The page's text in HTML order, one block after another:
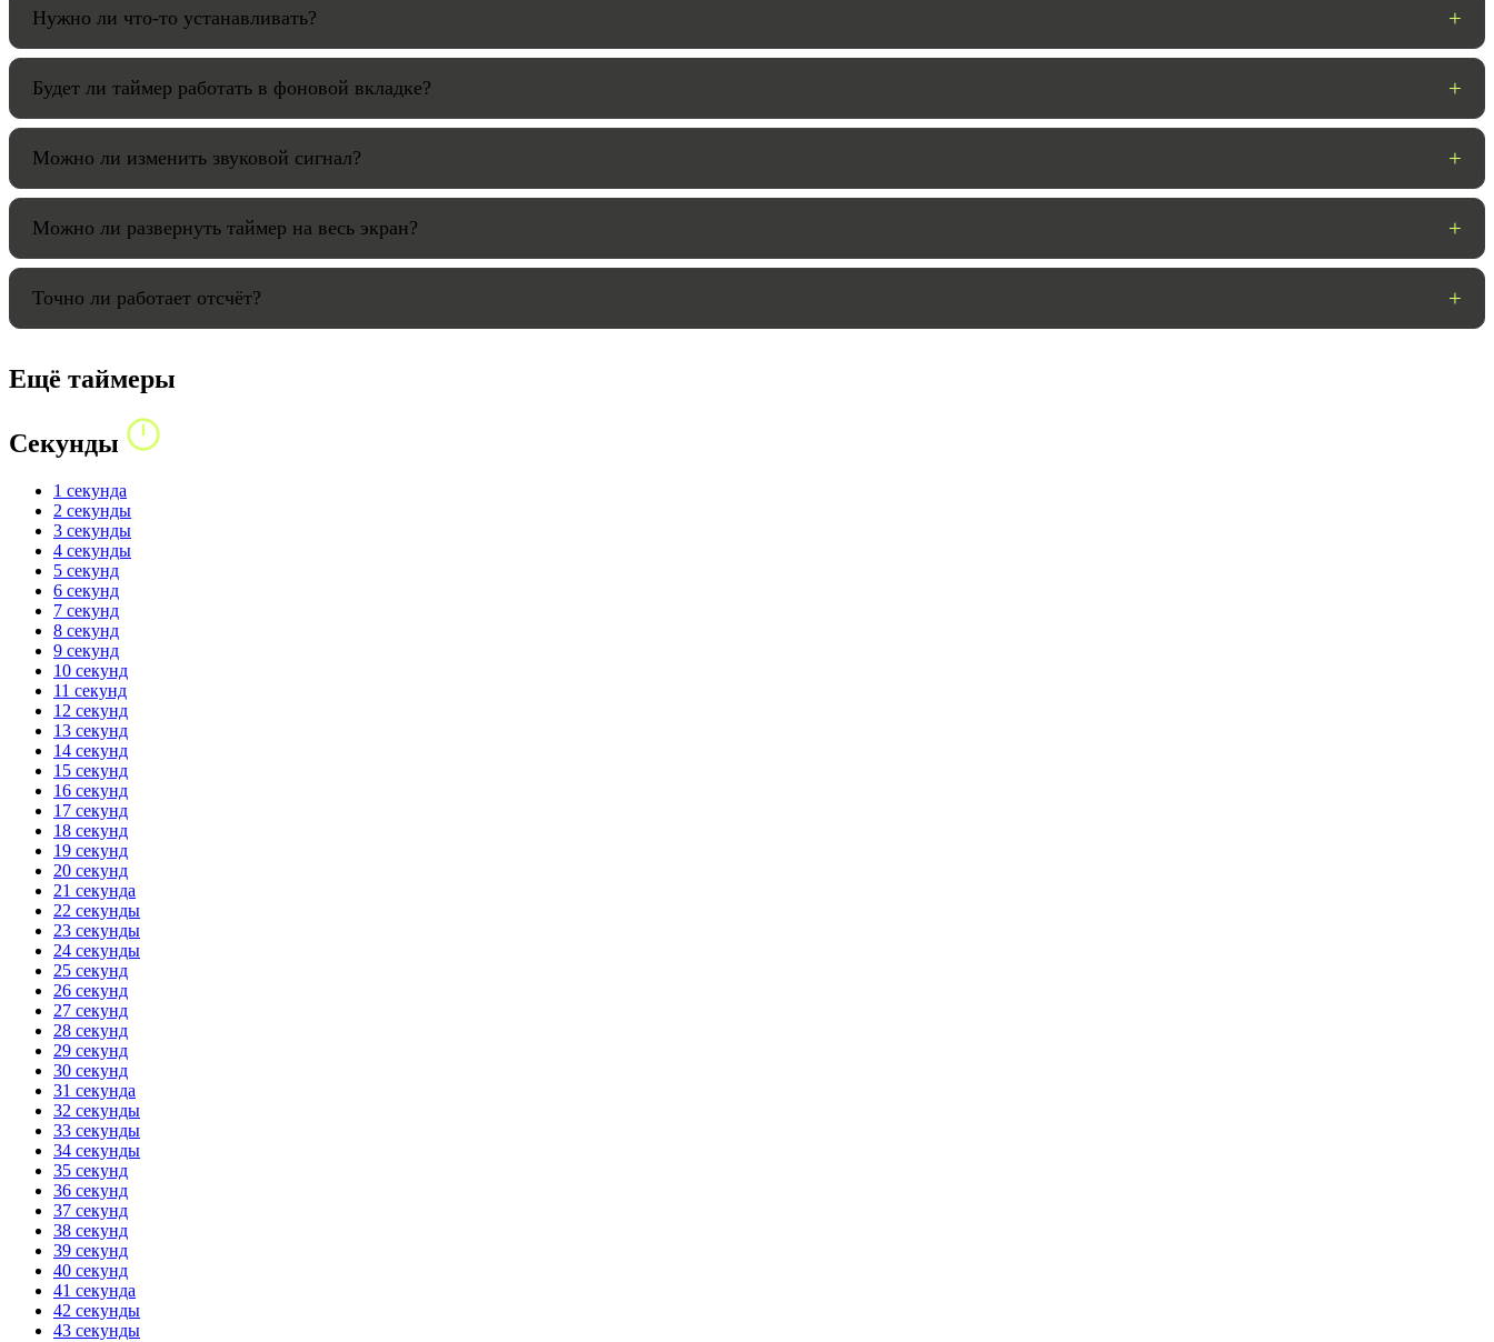
Нужно ли что-то устанавливать?
Будет ли таймер работать в фоновой вкладке?
Можно ли изменить звуковой сигнал?
Можно ли развернуть таймер на весь экран?
Точно ли работает отсчёт?
Ещё таймеры
Секунды
1 секунда
2 секунды
3 секунды
4 секунды
5 секунд
6 секунд
7 секунд
8 секунд
9 секунд
10 секунд
11 секунд
12 секунд
13 секунд
14 секунд
15 секунд
16 секунд
17 секунд
18 секунд
19 секунд
20 секунд
21 секунда
22 секунды
23 секунды
24 секунды
25 секунд
26 секунд
27 секунд
28 секунд
29 секунд
30 секунд
31 секунда
32 секунды
33 секунды
34 секунды
35 секунд
36 секунд
37 секунд
38 секунд
39 секунд
40 секунд
41 секунда
42 секунды
43 секунды